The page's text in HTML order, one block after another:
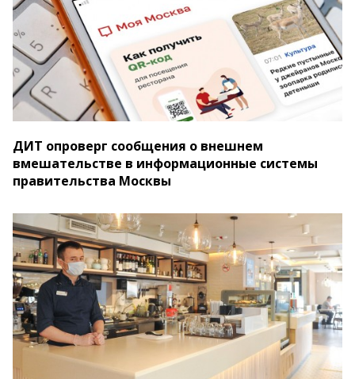
ДИТ опроверг сообщения о внешнем
вмешательстве в информационные системы
правительства Москвы